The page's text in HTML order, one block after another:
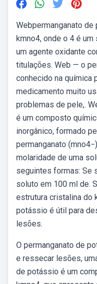
Webpermanganato
kmno4, onde o 4 é
um agente oxidante
titulações. Web — o
conhecido na química
medicamento muito
problemas de pele,.
é um composto
inorgânico, formado
permanganato
molaridade de uma
seguintes formas: Se
soluto em 100 ml de.
estrutura cristalina do
potássio é útil para
lesões.
O permanganato de
e ressecar lesões,
de potássio é um